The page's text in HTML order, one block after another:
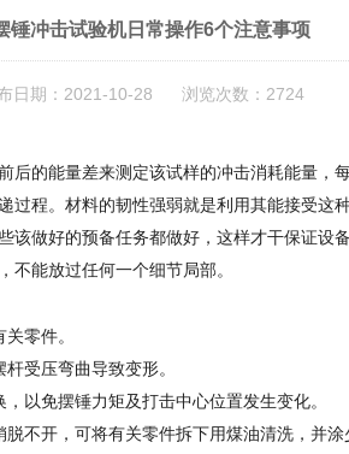
锤冲击试验机日常操作6个注意事项
日期：2021-10-28 浏览次数：2724
后的能量差来测定该试样的冲击消耗能量，
程。材料的韧性强弱就是利用其能接受这
做好的预备任务都做好，这样才干保证设
不能放过任何一个细节局部。
零件。
受压弯曲导致变形。
以免摆锤力矩及打击中心位置发生变化。
不开，可将有关零件拆下用煤油清洗，并涂